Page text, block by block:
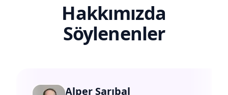
Hakkımızda
Söylenenler
Alper Sarıbal